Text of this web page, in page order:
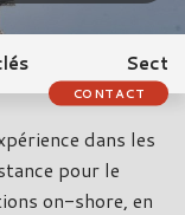
CONTACT
dans les
pour le
on-shore, en